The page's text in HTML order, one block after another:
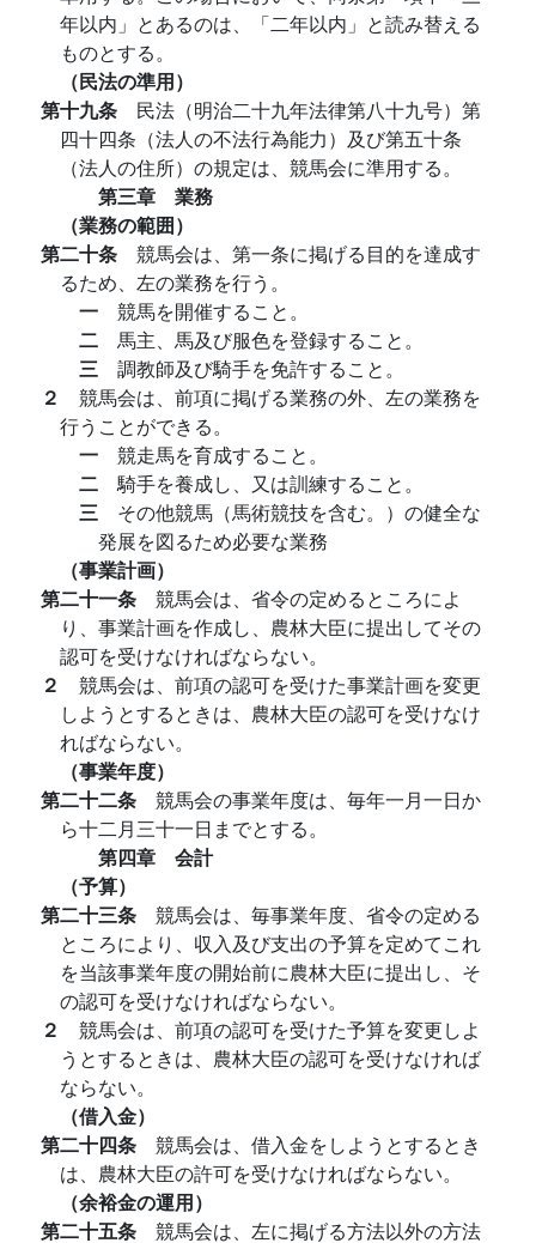
年以内」とあるのは、「二年以内」と読み替える
ものとする。
（民法の準用）
第十九条 民法（明治二十九年法律第八十九号）第
四十四条（法人の不法行為能力）及び第五十条
（法人の住所）の規定は、競馬会に準用する。
第三章 業務
（業務の範囲）
第二十条 競馬会は、第一条に掲げる目的を達成す
るため、左の業務を行う。
一 競馬を開催すること。
二 馬主、馬及び服色を登録すること。
三 調教師及び騎手を免許すること。
２ 競馬会は、前項に掲げる業務の外、左の業務を
行うことができる。
一 競走馬を育成すること。
二騎手を養成し、又は訓練すること。
三 その他競馬（馬術競技を含む。）の健全な
発展を図るため必要な業務
（事業計画）
第二十一条 競馬会は、省令の定めるところによ
り、事業計画を作成し、農林大臣に提出してその
認可を受けなければならない。
２ 競馬会は、前項の認可を受けた事業計画を変更
しようとするときは、農林大臣の認可を受けなけ
ればならない。
（事業年度）
第二十二条 競馬会の事業年度は、毎年一月一日か
ら十二月三十一日までとする。
第四章 会計
（予算）
第二十三条 競馬会は、毎事業年度、省令の定める
ところにより、収入及び支出の予算を定めてこれ
を当該事業年度の開始前に農林大臣に提出し、そ
の認可を受けなければならない。
２ 競馬会は、前項の認可を受けた予算を変更しよ
うとするときは、農林大臣の認可を受けなければ
ならない。
（借入金）
第二十四条 競馬会は、借入金をしようとするとき
は、農林大臣の許可を受けなければならない。
（余裕金の運用）
第二十五条 競馬会は、左に掲げる方法以外の方法